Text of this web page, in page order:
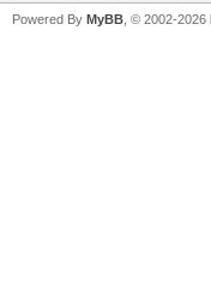
Powered By MyBB , © 2002-2026